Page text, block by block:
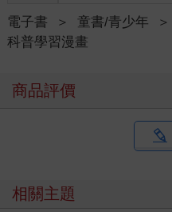
電子書 ＞ 童書/青少年 ＞
科普學習漫畫
商品評價
相關主題